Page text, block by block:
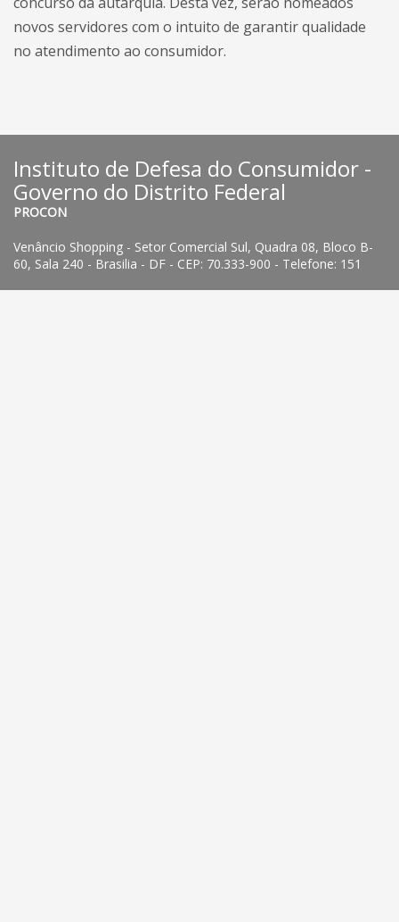
novos servidores com o intuito de garantir qualidade
no atendimento ao consumidor.
Instituto de Defesa do Consumidor -
Governo do Distrito Federal
PROCON
Venâncio Shopping - Setor Comercial Sul, Quadra 08, Bloco B-
60, Sala 240 - Brasilia - DF - CEP: 70.333-900 - Telefone: 151